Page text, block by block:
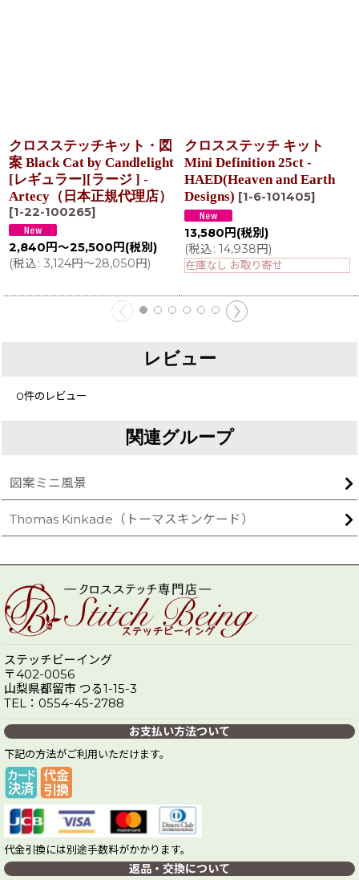
クロスステッチキット・図
案 Black Cat by Candlelight
[レギュラー][ラージ ] -
Artecy（日本正規代理店）
[1-22-100265]
2,840 円～25,500 円 (税別)
(税込: 3,124円～28,050円)
クロスステッチ キット
Mini Definition 25ct -
HAED(Heaven and Earth
Designs) [1-6-101405]
13,580 円 (税別)
(税込: 14,938円)
在庫なし お取り寄せ
レビュー
0件のレビュー
関連グループ
図案ミニ風景
Thomas Kinkade（トーマスキンケード）
ステッチビーイング
〒402-0056
山梨県都留市 つる1-15-3
TEL：0554-45-2788
お支払い方法ついて
下記の方法がご利用いただけます。
代金引換には別途手数料がかかります。
返品・交換について